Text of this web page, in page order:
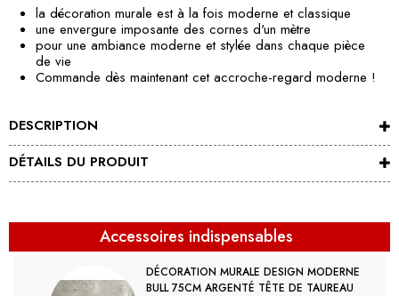
la décoration murale est à la fois moderne et classique
une envergure imposante des cornes d'un mètre
pour une ambiance moderne et stylée dans chaque pièce
de vie
Commande dès maintenant cet accroche-regard moderne !
DESCRIPTION
DÉTAILS DU PRODUIT
Accessoires indispensables
DÉCORATION MURALE DESIGN MODERNE
BULL 75CM ARGENTÉ TÊTE DE TAUREAU